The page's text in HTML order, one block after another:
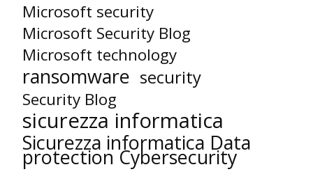
Microsoft security
Microsoft Security Blog
Microsoft technology
ransomware security
Security Blog
sicurezza informatica
Sicurezza informatica Data
protection Cybersecurity